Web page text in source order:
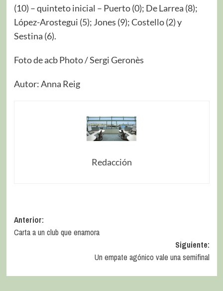
(10) – quinteto inicial – Puerto (0); De Larrea (8);
López-Arostegui (5); Jones (9); Costello (2) y
Sestina (6).
Foto de acb Photo / Sergi Geronès
Autor: Anna Reig
Redacción
Anterior:
Carta a un club que enamora
Siguiente:
Un empate agónico vale una semifinal